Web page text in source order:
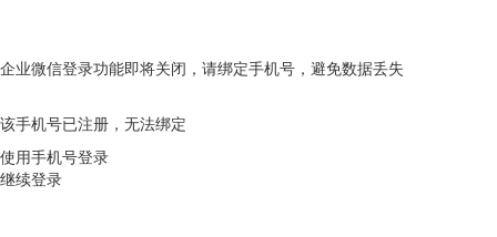
企业微信登录功能即将关闭，请绑定手机号，避免数据丢失
该手机号已注册，无法绑定
使用手机号登录
继续登录